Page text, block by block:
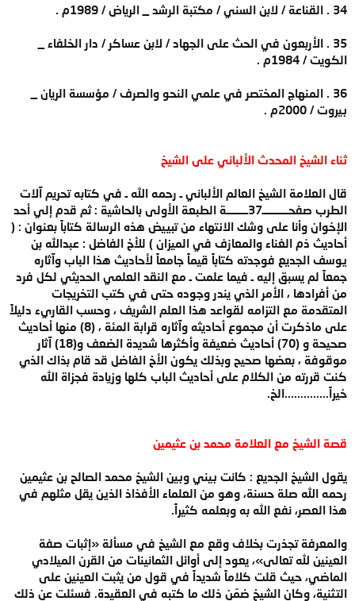
34 . القناعة / لابن السني / مكتبة الرشد _ الرياض / 1989م .
35 . الأربعون في الحث على الجهاد / لابن عساكر / دار الخلفاء _
الكويت / 1984م .
36 . المنهاج المختصر في علمي النحو والصرف / مؤسسة الريان _
بيروت / 2000م .
ثناء الشيخ المحدث الألباني على الشيخ
قال العلامة الشيخ العالم الألباني ـ رحمه الله ـ في كتابه تحريم آلات
الطرب صفحـــــــــــ37ـــــــــة الطبعة الأولى بالحاشية : ثم قدم إلي أحد
الإخوان وأنا على وشك الانتهاء من تبييض هذه الرسالة كتاباً بعنوان : (
أحاديث ذم الغناء والمعازف في الميزان ) للأخ الفاضل : عبدالله بن
يوسف الجديع فوجدته كتاباً قيماً جامعاً لأحاديث هذا الباب وآثاره
جمعاً لم يسبق إليه ـ فيما علمت ـ مع النقد العلمي الحديثي لكل فرد
من أفرادها ، الأمر الذي يندر وجوده حتى في كتب التخريجات
المتقدمة مع التزامه لقواعد هذا العلم الشريف ، وحسب القاريء دليلاً
على ماذكرت أن مجموع أحاديثه وآثاره قرابة المئة ، (8) منها أحاديث
صحيحة و (70) أحاديث ضعيفة وأكثرها شديدة الضعف و(18) آثار
موقوفة ، بعضها صحيح وبذلك يكون الأخ الفاضل قد قام بذاك الذي
كنت قررته من الكلام على أحاديث الباب كلها وزيادة فجزاة الله
خيراً..............الخ.
قصة الشيخ مع العلامة محمد بن عثيمين
يقول الشيخ الجديع : كانت بيني وبين الشيخ محمد الصالح بن عثيمين
رحمه الله صلة حسنة، وهو من العلماء الأفذاذ الذين يقل مثلهم في
هذا العصر، نفع الله به وبعلمه كثيراً.
والمعرفة تجذرت بخلاف وقع مع الشيخ في مسألة «إثبات صفة
العينين لله تعالى»، يعود إلى أوائل الثمانينات من القرن الميلادي
الماضي، حيث قلت كلاماً شديداً في قول من يثبت العينين على
التثنية، وكان الشيخ ضمّن ذلك ما كتبه في العقيدة. فسئلت عن ذلك